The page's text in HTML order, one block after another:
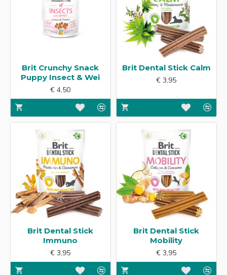
Brit Crunchy Snack
Puppy Insect & Wei
€ 4,50
Brit Dental Stick Calm
€ 3,95
Brit Dental Stick
Immuno
€ 3,95
Brit Dental Stick
Mobility
€ 3,95